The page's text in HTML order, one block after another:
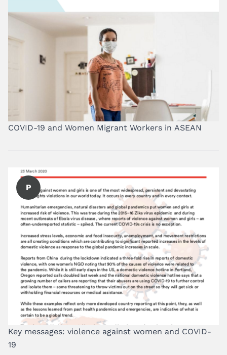
COVID-19 and Women Migrant Workers in ASEAN
P
Key messages: violence against women and COVID-
19